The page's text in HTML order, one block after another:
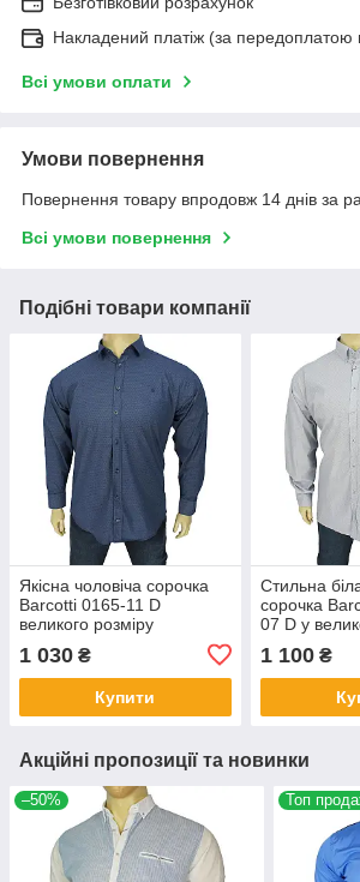
Накладений платіж (за передоплатою
Всі умови оплати
Умови повернення
Повернення товару впродовж 14 днів за
Всі умови повернення
Подібні товари компанії
Якісна чоловіча сорочка
Barcotti 0165-11 D
великого розміру
1 030 ₴
Купити
Стильна
сорочка
07 D у
1 100₴
Акційні пропозиції та новинки
–50% Топ